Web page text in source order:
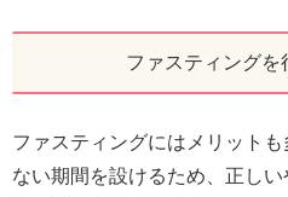
ファスティングを
ファスティングにはメリット
ない期間を設けるため、正し